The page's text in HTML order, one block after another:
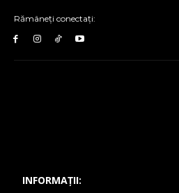
Rămâneți conectați:
INFORMAȚII: